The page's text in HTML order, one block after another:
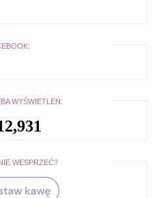
WYŚWIETLEŃ:
WESPRZEĆ?